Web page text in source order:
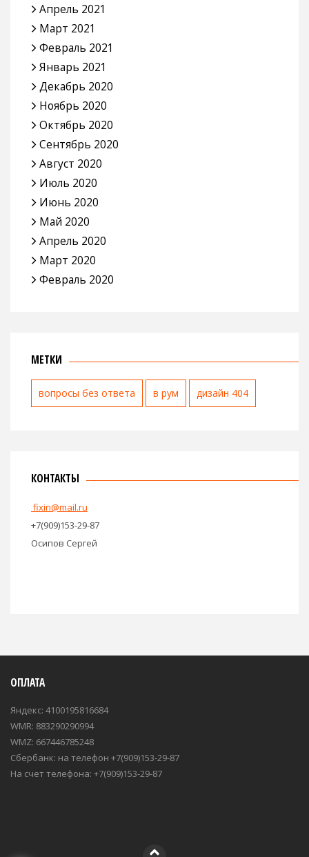
Апрель 2021
Март 2021
Февраль 2021
Январь 2021
Декабрь 2020
Ноябрь 2020
Октябрь 2020
Сентябрь 2020
Август 2020
Июль 2020
Июнь 2020
Май 2020
Апрель 2020
Март 2020
Февраль 2020
МЕТКИ
вопросы без ответа в рум дизайн 404
КОНТАКТЫ
fixin@mail.ru
+7(909)153-29-87
Осипов Сергей
ОПЛАТА
Яндекс: 4100195816684
WMR: 883290290994
WMZ: 667446785248
Сбербанк: на телефон +7(909)153-29-87
На счет телефона: +7(909)153-29-87